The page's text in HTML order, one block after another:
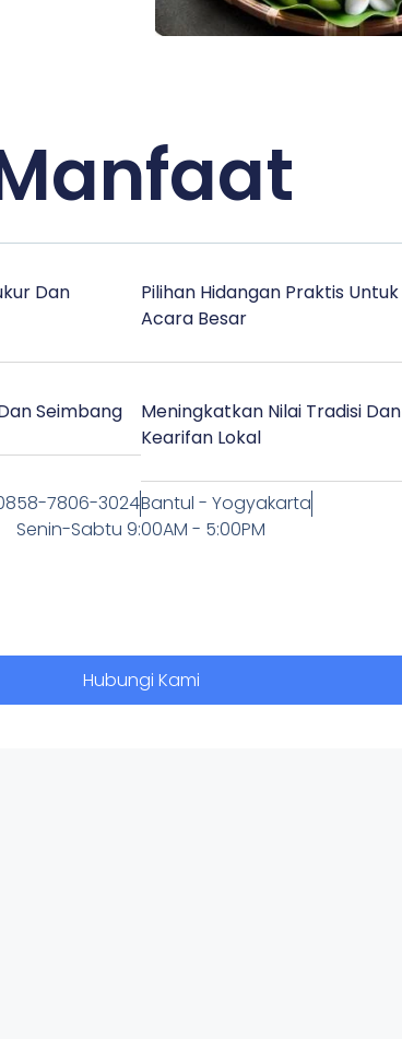
Dan
Seimbang
Pilihan Hidangan Praktis Untuk
Acara Besar
Meningkatkan Nilai Tradisi Dan
Kearifan Lokal
7806-3024Bantul - Yogyakarta
Senin-Sabtu 9:00AM - 5:00PM
Hubungi Kami